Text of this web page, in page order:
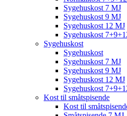
Sygehuskost 7 MJ
Sygehuskost 9 MJ
Sygehuskost 12 MJ
Sygehuskost
Sygehuskost
Sygehuskost
Sygehuskost 7 MJ
Sygehuskost 9 MJ
Sygehuskost 12 MJ
Sygehuskost
Kost til småtspisende
Kost til